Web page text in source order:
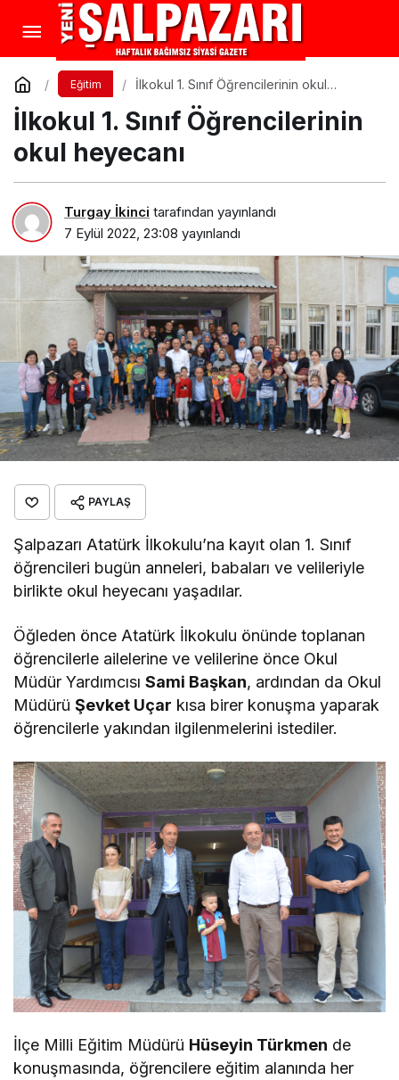
Eğitim
İlkokul 1. Sınıf Öğrencilerinin okul
İlkokul 1. Sınıf Öğrencilerinin
okul heyecanı
Turgay İkinci tarafından yayınlandı
7 Eylül 2022, 23:08 yayınlandı
PAYLAŞ
Şalpazarı Atatürk İlkokulu’na kayıt olan 1. Sınıf
öğrencileri bugün anneleri, babaları ve velileriyle
birlikte okul heyecanı yaşadılar.
Öğleden önce Atatürk İlkokulu önünde toplanan
öğrencilerle ailelerine ve velilerine önce Okul
Müdür YardımcısıSami Başkan, ardından da Okul
MüdürüŞevket Uçar kısa birer konuşma yaparak
öğrencilerle yakından ilgilenmelerini istediler.
İlçe Milli Eğitim Müdürü Hüseyin Türkmen de
konuşmasında, öğrencilere eğitim alanında her